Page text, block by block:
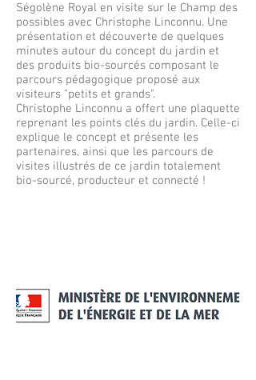
Ségolène Royal en visite sur le Champ des
possibles avec Christophe Linconnu. Une
présentation et découverte de quelques
minutes autour du concept du jardin et
des produits bio-sourcés composant le
parcours pédagogique proposé aux
visiteurs "petits et grands".
Christophe Linconnu a offert une plaquette
reprenant les points clés du jardin. Celle-ci
explique le concept et présente les
partenaires, ainsi que les parcours de
visites illustrés de ce jardin totalement
bio-sourcé, producteur et connecté !